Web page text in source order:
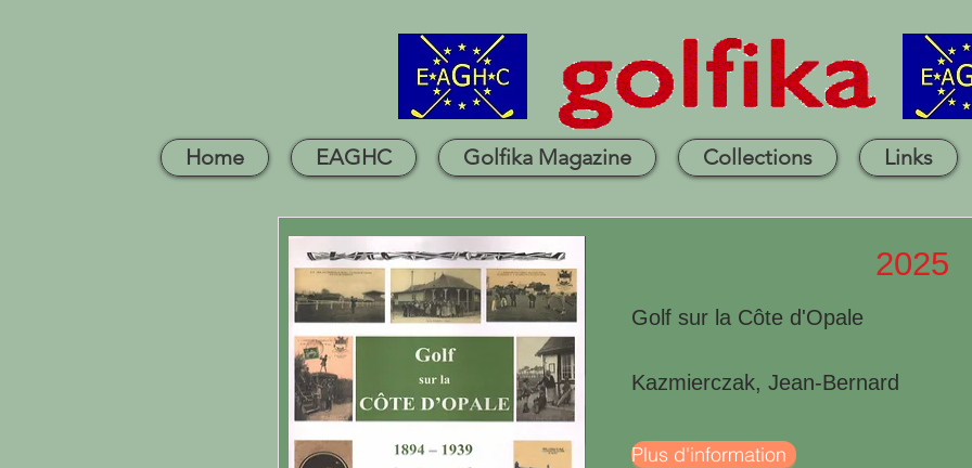
Home EAGHC Golfika Magazine Collections Links
2025
Golf sur la Côte d'Opale
Kazmierczak, Jean-Bernard
Plus d'information